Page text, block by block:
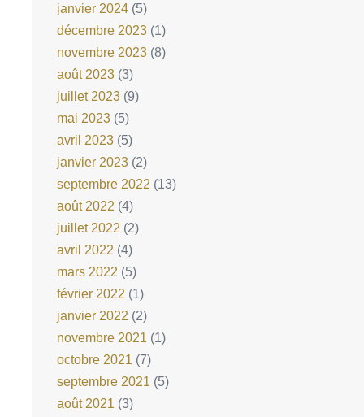
janvier 2024 (5)
décembre 2023 (1)
novembre 2023 (8)
août 2023 (3)
juillet 2023 (9)
mai 2023 (5)
avril 2023 (5)
janvier 2023 (2)
septembre 2022 (13)
août 2022 (4)
juillet 2022 (2)
avril 2022 (4)
mars 2022 (5)
février 2022 (1)
janvier 2022 (2)
novembre 2021 (1)
octobre 2021 (7)
septembre 2021 (5)
août 2021 (3)